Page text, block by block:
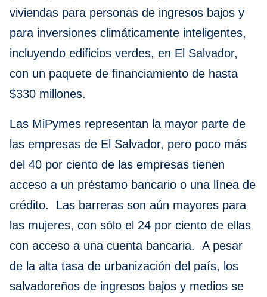
viviendas para personas de ingresos bajos y
para inversiones climáticamente inteligentes,
incluyendo edificios verdes, en El Salvador,
con un paquete de financiamiento de hasta
$330 millones.
Las MiPymes representan la mayor parte de
las empresas de El Salvador, pero poco más
del 40 por ciento de las empresas tienen
acceso a un préstamo bancario o una línea de
crédito. Las barreras son aún mayores para
las mujeres, con sólo el 24 por ciento de ellas
con acceso a una cuenta bancaria. A pesar
de la alta tasa de urbanización del país, los
salvadoreños de ingresos bajos y medios se